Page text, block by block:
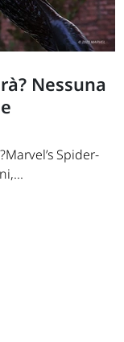
Nessuna
Spider-